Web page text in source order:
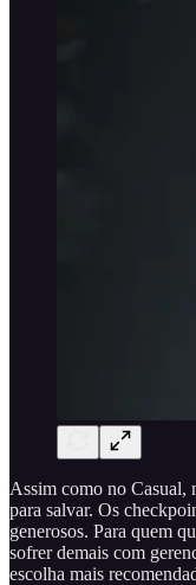
Assim como no Casual,
para salvar. Os
generosos. Para quem
sofrer demais com
escolha mais